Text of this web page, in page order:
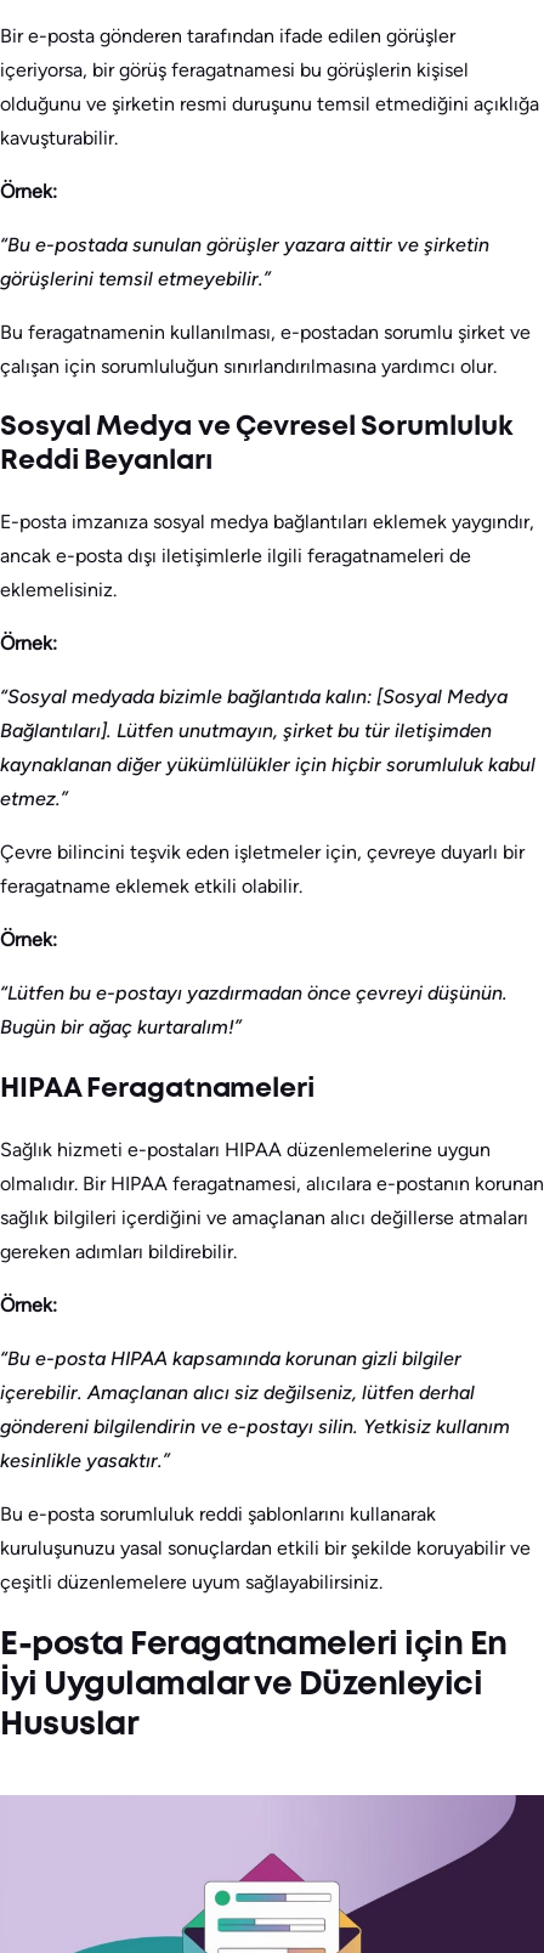
Bir e-posta gönderen tarafından ifade edilen görüşler
içeriyorsa, bir görüş feragatnamesi bu görüşlerin kişisel
olduğunu ve şirketin resmi duruşunu temsil etmediğini açıklığa
kavuşturabilir.
Örnek:
“Bu e-postada sunulan görüşler yazara aittir ve şirketin
görüşlerini temsil etmeyebilir.”
Bu feragatnamenin kullanılması, e-postadan sorumlu şirket ve
çalışan için sorumluluğun sınırlandırılmasına yardımcı olur.
Sosyal Medya ve Çevresel Sorumluluk
Reddi Beyanları
E-posta imzanıza sosyal medya bağlantıları eklemek yaygındır,
ancak e-posta dışı iletişimlerle ilgili feragatnameleri de
eklemelisiniz.
Örnek:
“Sosyal medyada bizimle bağlantıda kalın: [Sosyal Medya
Bağlantıları]. Lütfen unutmayın, şirket bu tür iletişimden
kaynaklanan diğer yükümlülükler için hiçbir sorumluluk kabul
etmez.”
Çevre bilincini teşvik eden işletmeler için, çevreye duyarlı bir
feragatname eklemek etkili olabilir.
Örnek:
“Lütfen bu e-postayı yazdırmadan önce çevreyi düşünün.
Bugün bir ağaç kurtaralım!”
HIPAA Feragatnameleri
Sağlık hizmeti e-postaları HIPAA düzenlemelerine uygun
olmalıdır. Bir HIPAA feragatnamesi, alıcılara e-postanın korunan
sağlık bilgileri içerdiğini ve amaçlanan alıcı değillerse atmaları
gereken adımları bildirebilir.
Örnek:
“Bu e-posta HIPAA kapsamında korunan gizli bilgiler
içerebilir. Amaçlanan alıcı siz değilseniz, lütfen derhal
göndereni bilgilendirin ve e-postayı silin. Yetkisiz kullanım
kesinlikle yasaktır.”
Bu e-posta sorumluluk reddi şablonlarını kullanarak
kuruluşunuzu yasal sonuçlardan etkili bir şekilde koruyabilir ve
çeşitli düzenlemelere uyum sağlayabilirsiniz.
E-posta Feragatnameleri için En
İyi Uygulamalar ve Düzenleyici
Hususlar